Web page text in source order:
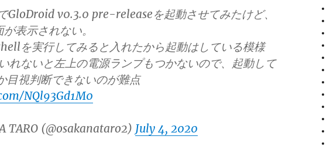
GloDroid v0.3.0 pre-releaseを起動させてみたけど、
表示されない。
を実行してみると入れたから起動はしている模様
れないと左上の電源ランプもつかないので、起動して
目視判断できないのが難点
NQl93Gd1M0
TARO (@osakanataro2) July 4, 2020